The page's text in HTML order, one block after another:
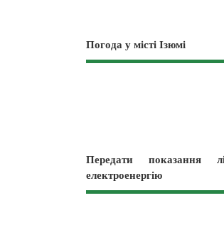
Погода у місті Ізюмі
Передати показання
електроенергію